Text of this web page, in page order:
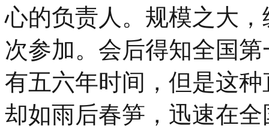
心的负责人。规模之大
次参加。会后得知全国
有五六年时间，但是这
却如雨后春笋，迅速在